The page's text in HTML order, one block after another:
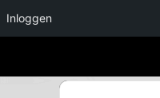
Inloggen